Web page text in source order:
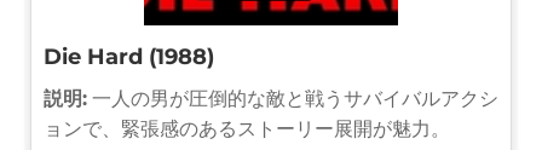
Die Hard (1988)
説明: 一人の男が圧倒的な敵と戦うサバイバルアクシ
ョンで、緊張感のあるストーリー展開が魅力。